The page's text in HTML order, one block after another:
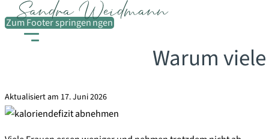
Zum Hauptinhalt springen
Zum Footer springen
Warum
Aktualisiert am 17. Juni 2026